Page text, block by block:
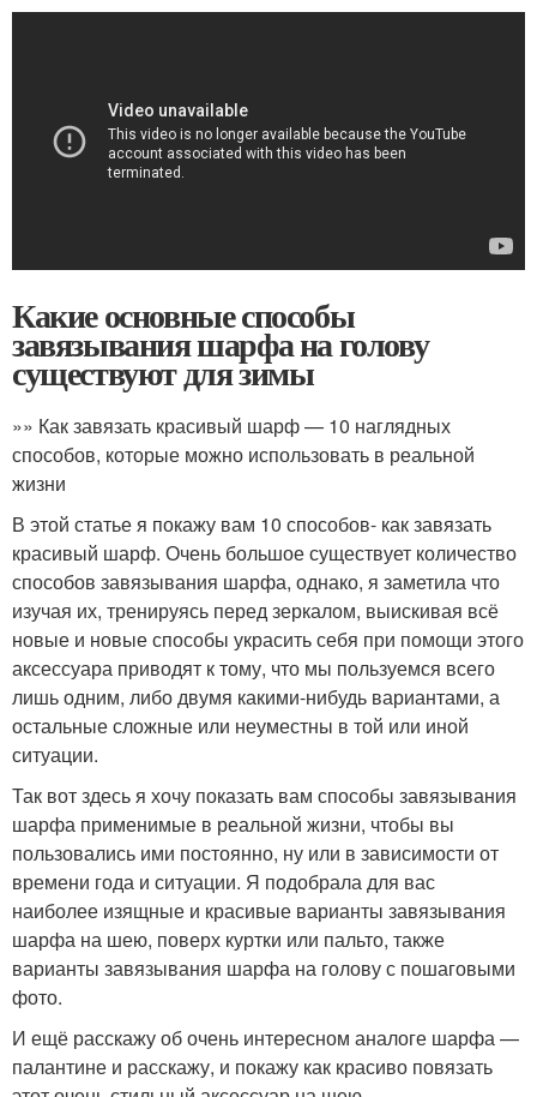
Какие основные способы
завязывания шарфа на голову
существуют для зимы
»» Как завязать красивый шарф — 10 наглядных
способов, которые можно использовать в реальной
жизни
В этой статье я покажу вам 10 способов- как завязать
красивый шарф. Очень большое существует количество
способов завязывания шарфа, однако, я заметила что
изучая их, тренируясь перед зеркалом, выискивая всё
новые и новые способы украсить себя при помощи этого
аксессуара приводят к тому, что мы пользуемся всего
лишь одним, либо двумя какими-нибудь вариантами, а
остальные сложные или неуместны в той или иной
ситуации.
Так вот здесь я хочу показать вам способы завязывания
шарфа применимые в реальной жизни, чтобы вы
пользовались ими постоянно, ну или в зависимости от
времени года и ситуации. Я подобрала для вас
наиболее изящные и красивые варианты завязывания
шарфа на шею, поверх куртки или пальто, также
варианты завязывания шарфа на голову с пошаговыми
фото.
И ещё расскажу об очень интересном аналоге шарфа —
палантине и расскажу, и покажу как красиво повязать